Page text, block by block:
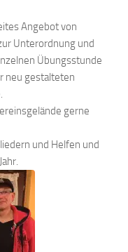
Angebot von
Unterordnung und
Übungsstunde
neu gestalteten
gerne
und Helfen und